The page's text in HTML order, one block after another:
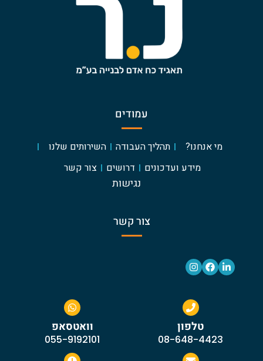
עמודים
מי אנחנו? תהליך העבודה
השירותים שלנו
מידע ועדכונים
דרושים צור קשר
נגישות
צור קשר
טלפון
08-648-4423
וואטסאפ
055-9192101